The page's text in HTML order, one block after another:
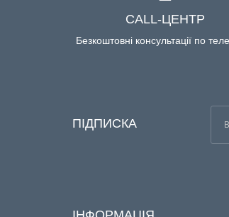
CALL-ЦЕНТР
Безкоштовні консультації по
ПІДПИСКА